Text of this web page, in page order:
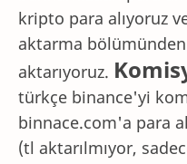
kripto para alıyoruz
aktarma
aktarıyoruz.
türkçe binance'yi
binnace.com'a para
(tl aktarılmıyor,